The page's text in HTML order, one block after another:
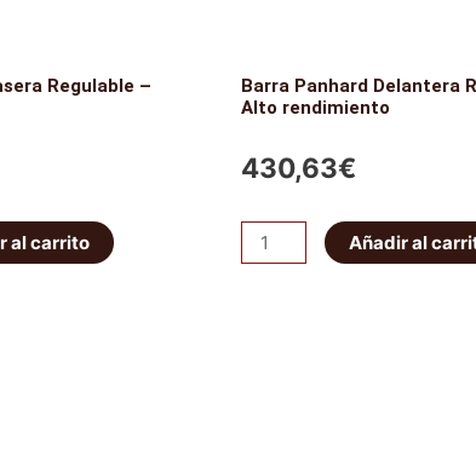
Regulable –
al carrito
Barra Panhard Delantera
Alto rendimiento
430,63€
Barra
Panhard
Añadir al